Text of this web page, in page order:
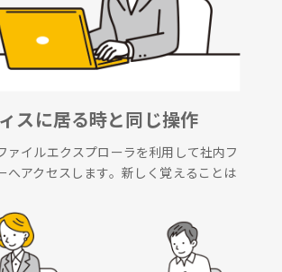
スに居る時と同じ操作
ァイルエクスプローラを利用して社内フ
へアクセスします。新しく覚えることは